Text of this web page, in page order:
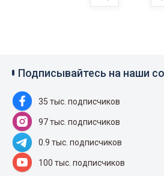
Подписывайтесь на наши
35 тыс. подписчиков
97 тыс. подписчиков
0.9 тыс. подписчиков
100 тыс. подписчиков